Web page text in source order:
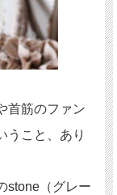
首筋のファン
うこと、あり
stone（グレー